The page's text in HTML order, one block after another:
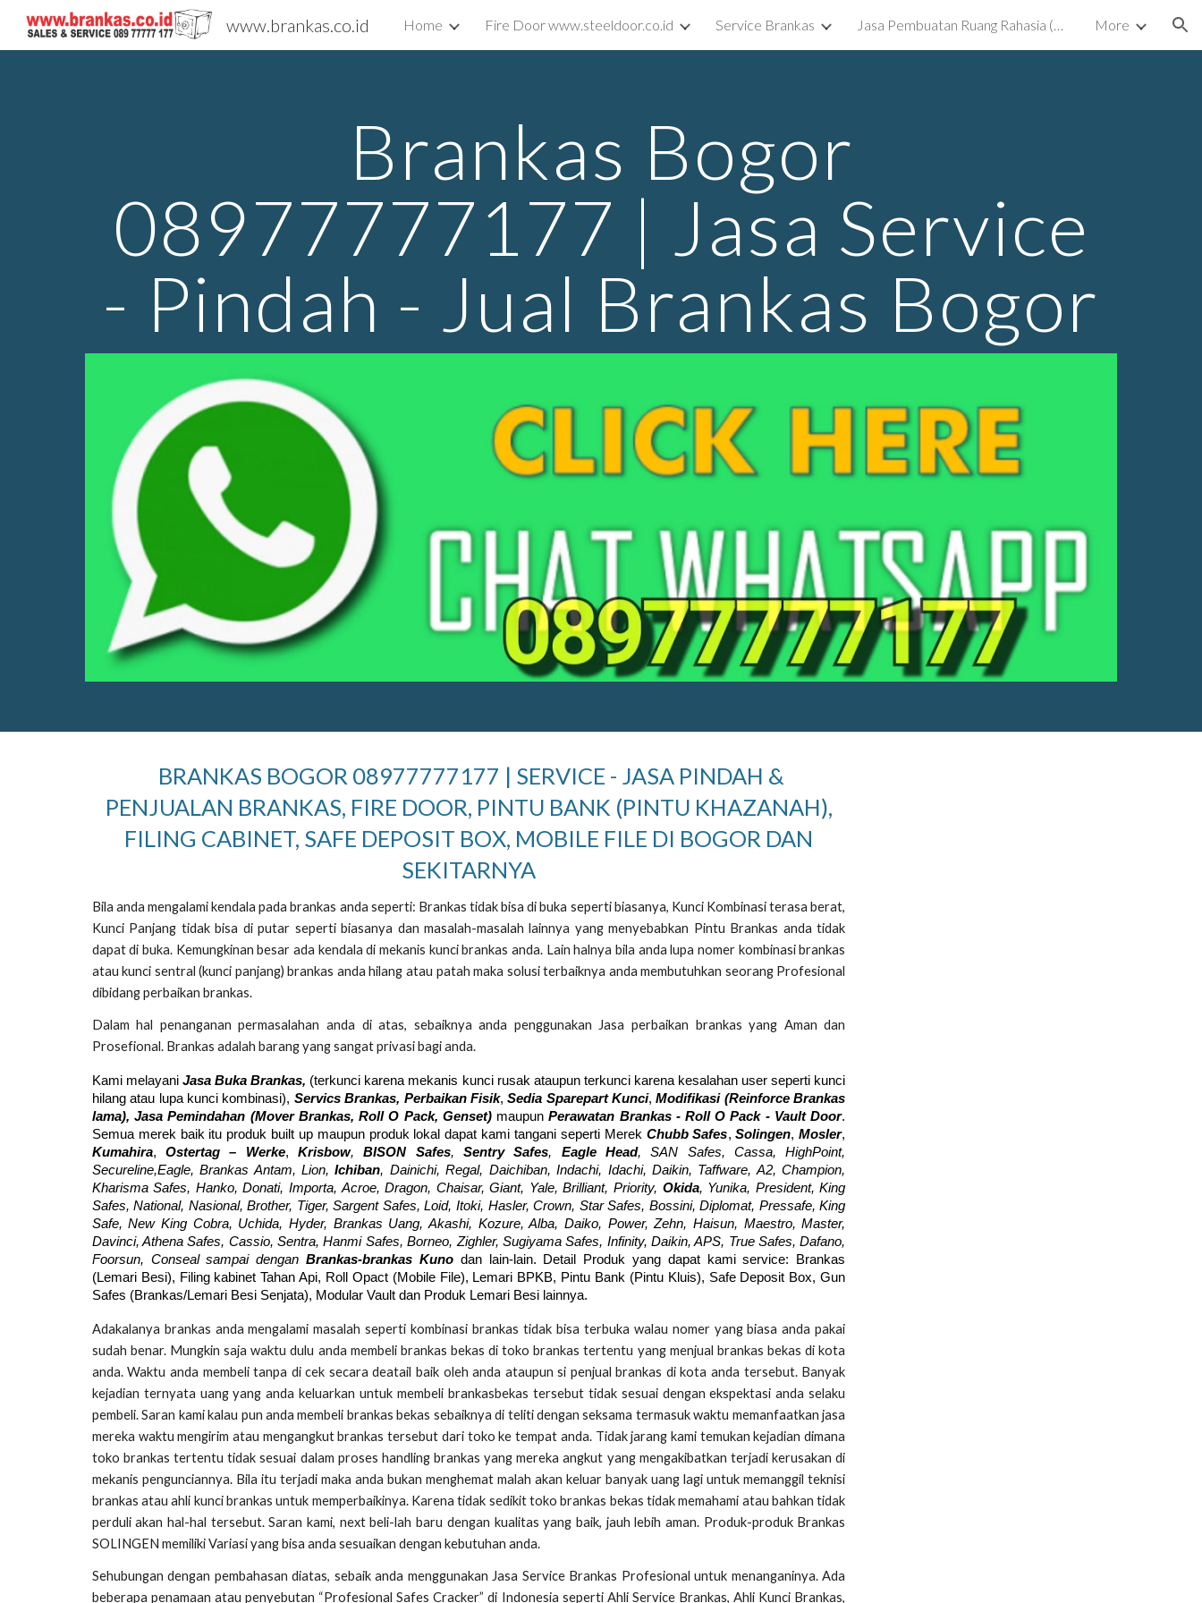
Skip to main content Skip to navigation
www.brankas.co.id Home Fire Door www.steeldoor.co.id Service Brankas Jasa Pembuatan Ruang Rahasia (Ruang Tersembunyi) Surabaya More
Brankas Bogor
08977777177 | Jasa Service
- Pindah - Jual Brankas Bogor
BRANKAS BOGOR 08977777177 | SERVICE - JASA PINDAH &
PENJUALAN BRANKAS, FIRE DOOR, PINTU BANK (PINTU KHAZANAH),
FILING CABINET, SAFE DEPOSIT BOX, MOBILE FILE DI BOGOR DAN
SEKITARNYA
Bila anda mengalami kendala pada brankas anda seperti: Brankas tidak bisa di buka seperti biasanya, Kunci Kombinasi terasa berat,
Kunci Panjang tidak bisa di putar seperti biasanya dan masalah-masalah lainnya yang menyebabkan Pintu Brankas anda tidak
dapat di buka. Kemungkinan besar ada kendala di mekanis kunci brankas anda. Lain halnya bila anda lupa nomer kombinasi brankas
atau kunci sentral (kunci panjang) brankas anda hilang atau patah maka solusi terbaiknya anda membutuhkan seorang Profesional
dibidang perbaikan brankas.
Dalam hal penanganan permasalahan anda di atas, sebaiknya anda penggunakan Jasa perbaikan brankas yang Aman dan
Prosefional. Brankas adalah barang yang sangat privasi bagi anda.
Kami melayani Jasa Buka Brankas, (terkunci karena mekanis kunci rusak ataupun terkunci karena kesalahan user seperti kunci
hilang atau lupa kunci kombinasi), Servics Brankas, Perbaikan Fisik,Sedia Sparepart Kunci,Modifikasi (Reinforce Brankas
lama), Jasa Pemindahan (Mover Brankas,Roll O Pack, Genset)maupunPerawatan Brankas - Roll O Pack - Vault Door.
Semua merek baik itu produk built up maupun produk lokal dapat kami tangani seperti Merek Chubb Safes,Solingen,Mosler,
Kumahira,Ostertag – Werke,Krisbow,BISON Safes, Sentry Safes, Eagle Head, SAN Safes, Cassa, HighPoint,
Secureline,Eagle, Brankas Antam, Lion,Ichiban, Dainichi, Regal, Daichiban, Indachi, Idachi, Daikin, Taffware, A2, Champion,
Kharisma Safes, Hanko, Donati, Importa, Acroe, Dragon, Chaisar, Giant, Yale, Brilliant, Priority, Okida, Yunika, President, King
Safes, National, Nasional, Brother, Tiger, Sargent Safes, Loid, Itoki, Hasler, Crown, Star Safes, Bossini, Diplomat, Pressafe, King
Safe, New King Cobra, Uchida, Hyder, Brankas Uang, Akashi, Kozure, Alba, Daiko, Power, Zehn, Haisun, Maestro, Master,
Davinci, Athena Safes, Cassio, Sentra, Hanmi Safes, Borneo, Zighler, Sugiyama Safes, Infinity, Daikin, APS, True Safes, Dafano,
Foorsun, Conseal sampai denganBrankas-brankas Kunodan lain-lain. Detail Produk yang dapat kami service: Brankas
(Lemari Besi), Filing kabinet Tahan Api, Roll Opact (Mobile File), Lemari BPKB, Pintu Bank (Pintu Kluis), Safe Deposit Box, Gun
Safes (Brankas/Lemari Besi Senjata), Modular Vault dan Produk Lemari Besi lainnya.
Adakalanya brankas anda mengalami masalah seperti kombinasi brankas tidak bisa terbuka walau nomer yang biasa anda pakai
sudah benar. Mungkin saja waktu dulu anda membeli brankas bekas di toko brankas tertentu yang menjual brankas bekas di kota
anda. Waktu anda membeli tanpa di cek secara deatail baik oleh anda ataupun si penjual brankas di kota anda tersebut. Banyak
kejadian ternyata uang yang anda keluarkan untuk membeli brankasbekas tersebut tidak sesuai dengan ekspektasi anda selaku
pembeli. Saran kami kalau pun anda membeli brankas bekas sebaiknya di teliti dengan seksama termasuk waktu memanfaatkan jasa
mereka waktu mengirim atau mengangkut brankas tersebut dari toko ke tempat anda. Tidak jarang kami temukan kejadian dimana
toko brankas tertentu tidak sesuai dalam proses handling brankas yang mereka angkut yang mengakibatkan terjadi kerusakan di
mekanis pengunciannya. Bila itu terjadi maka anda bukan menghemat malah akan keluar banyak uang lagi untuk memanggil teknisi
brankas atau ahli kunci brankas untuk memperbaikinya. Karena tidak sedikit toko brankas bekas tidak memahami atau bahkan tidak
perduli akan hal-hal tersebut. Saran kami, next beli-lah baru dengan kualitas yang baik, jauh lebih aman. Produk-produk Brankas
SOLINGEN memiliki Variasi yang bisa anda sesuaikan dengan kebutuhan anda.
Sehubungan dengan pembahasan diatas, sebaik anda menggunakan Jasa Service Brankas Profesional untuk menanganinya. Ada
beberapa penamaan atau penyebutan “Profesional Safes Cracker” di Indonesia seperti Ahli Service Brankas, Ahli Kunci Brankas,